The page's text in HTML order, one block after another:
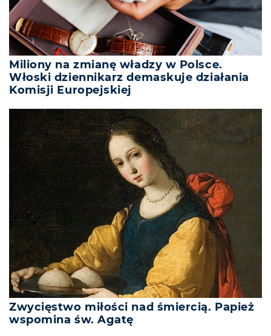
Miliony na zmianę władzy w Polsce.
Włoski dziennikarz demaskuje działania
Komisji Europejskiej
Zwycięstwo miłości nad śmiercią. Papież
wspomina św. Agatę